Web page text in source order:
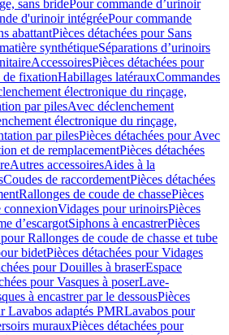
sans bridePour commande d’urinoir
d'urinoir intégréePour commande
abattantPièces détachées pour Sans
synthétiqueSéparations d’urinoirs
AccessoiresPièces détachées pour
fixationHabillages latérauxCommandes
électronique du rinçage,
par pilesAvec déclenchement
électronique du rinçage,
par pilesPièces détachées pour Avec
et de remplacementPièces détachées
Autres accessoiresAides à la
Coudes de raccordementPièces détachées
Rallonges de coude de chassePièces
connexionVidages pour urinoirsPièces
d’escargotSiphons à encastrerPièces
Rallonges de coude de chasse et tube
bidetPièces détachées pour Vidages
pour Douilles à braserEspace
pour Vasques à poserLave-
à encastrer par le dessousPièces
Lavabos adaptés PMRLavabos pour
murauxPièces détachées pour